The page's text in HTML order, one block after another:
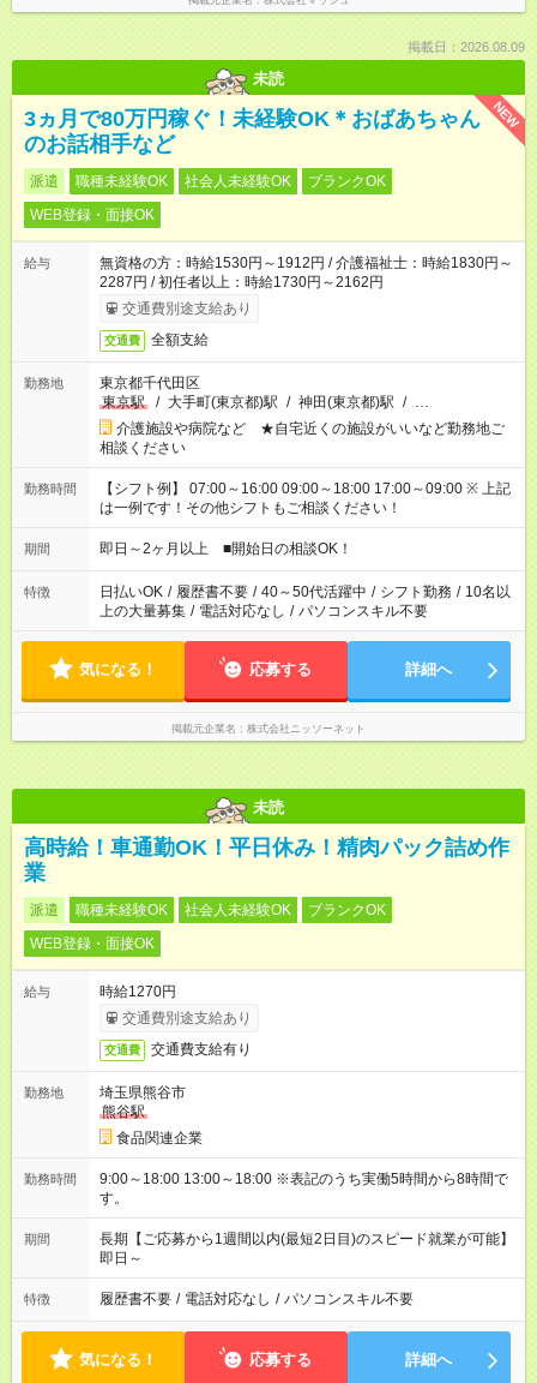
掲載日：2026.08.09
未読
NEW
3ヵ月で80万円稼ぐ！未経験OK＊おばあちゃん
のお話相手など
派遣 職種未経験OK 社会人未経験OK
ブランクOK
WEB登録・面接OK
給与
無資格の方：時給1530円～1912円 / 介護福祉士：時給1830円～
2287円 / 初任者以上：時給1730円～2162円
交通費別途支給あり
交通費 全額支給
勤務地
東京都千代田区
東京駅
/ 大手町(東京都)駅 / 神田(東京都)駅 / …
介護施設や病院など ★自宅近くの施設がいいなど勤務地ご
相談ください
勤務時間
【シフト例】 07:00～16:00 09:00～18:00 17:00～09:00 ※ 上記
は一例です！その他シフトもご相談ください！
期間 即日～2ヶ月以上 ■開始日の相談OK！
特徴 日払いOK / 履歴書不要 / 40～50代活躍中 / シフト勤務 / 10名以
上の大量募集 / 電話対応なし / パソコンスキル不要
気になる！ 応募する 詳細へ
掲載元企業名 株式会社ニッソーネット
未読
高時給！車通勤OK！平日休み！精肉パック詰め作
業
派遣 職種未経験OK 社会人未経験OK
ブランクOK
WEB登録・面接OK
給与
時給1270円
交通費別途支給あり
交通費 交通費支給有り
勤務地
埼玉県熊谷市
熊谷駅
食品関連企業
勤務時間
9:00～18:00 13:00～18:00 ※表記のうち実働5時間から8時間で
す。
期間
長期【ご応募から1週間以内(最短2日目)のスピード就業が可能】
即日～
特徴 履歴書不要 / 電話対応なし / パソコンスキル不要
気になる！ 応募する 詳細へ